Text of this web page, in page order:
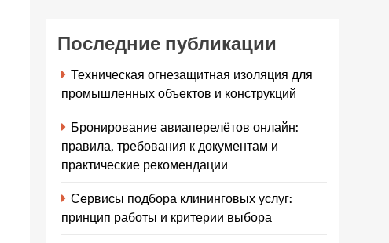
Последние публикации
Техническая огнезащитная изоляция для
промышленных объектов и конструкций
Бронирование авиаперелётов онлайн:
правила, требования к документам и
практические рекомендации
Сервисы подбора клининговых услуг:
принцип работы и критерии выбора